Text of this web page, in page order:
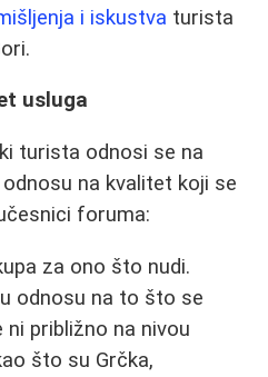
i iskustva turista
usluga
turista odnosi se na
odnosu na kvalitet koji se
foruma:
za ono što nudi.
odnosu na to što se
ni približno na nivou
što su Grčka,